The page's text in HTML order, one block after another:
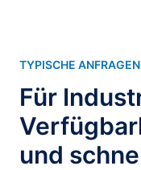
TYPISCHE ANFRAGEN
Für
und